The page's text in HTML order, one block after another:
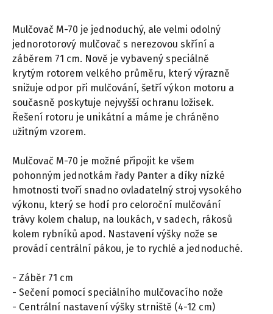
Mulčovač M-70 je jednoduchý, ale velmi odolný
jednorotorový mulčovač s nerezovou skříní a
záběrem 71 cm. Nově je vybavený speciálně
krytým rotorem velkého průměru, který výrazně
snižuje odpor při mulčování, šetří výkon motoru a
současně poskytuje nejvyšší ochranu ložisek.
Řešení rotoru je unikátní a máme je chráněno
užitným vzorem.
Mulčovač M-70 je možné připojit ke všem
pohonným jednotkám řady Panter a díky nízké
hmotnosti tvoří snadno ovladatelný stroj vysokého
výkonu, který se hodí pro celoroční mulčování
trávy kolem chalup, na loukách, v sadech, rákosů
kolem rybníků apod. Nastavení výšky nože se
provádí centrální pákou, je to rychlé a jednoduché.
- Záběr 71 cm
- Sečení pomocí speciálního mulčovacího nože
- Centrální nastavení výšky strniště (4-12 cm)